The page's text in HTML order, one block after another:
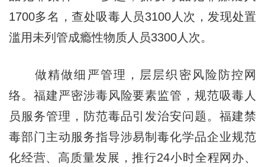
1700多名，查处吸毒人员3100人次，发现处置
滥用未列管成瘾性物质人员3300人次。
做精做细严管理，层层织密风险防控网
络。福建严密涉毒风险要素监管，规范吸毒人
员服务管理，防范毒品引发治安问题。福建禁
毒部门主动服务指导涉易制毒化学品企业规范
化经营、高质量发展，推行24小时全程网办、